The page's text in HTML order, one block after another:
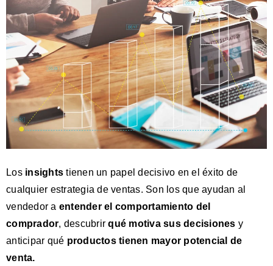
Los insightstienen un papel decisivo en el éxito de
cualquier estrategia de ventas. Son los que ayudan al
vendedor a entender el comportamiento del
comprador, descubrir qué motiva sus decisiones y
anticipar qué productos tienen mayor potencial de
venta.